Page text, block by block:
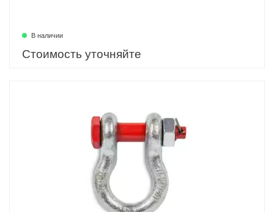
В наличии
Стоимость уточняйте